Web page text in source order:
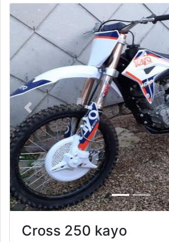
Previous
Cross 250 kayo